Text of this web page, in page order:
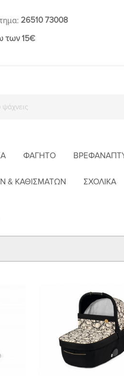
26510 73008
των 15€
ΦΑΓΗΤΌ
& ΚΑΘΙΣΜΑΤΩΝ ΣΧΟΛΙΚΑ